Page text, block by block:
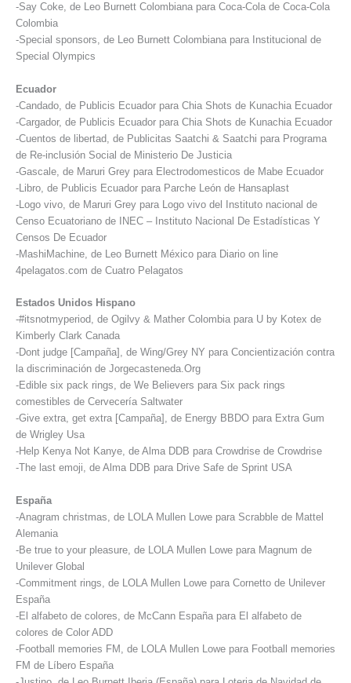
-Say Coke, de Leo Burnett Colombiana para Coca-Cola de Coca-Cola
Colombia
-Special sponsors, de Leo Burnett Colombiana para Institucional de
Special Olympics
Ecuador
-Candado, de Publicis Ecuador para Chia Shots de Kunachia Ecuador
-Cargador, de Publicis Ecuador para Chia Shots de Kunachia Ecuador
-Cuentos de libertad, de Publicitas Saatchi & Saatchi para Programa
de Re-inclusión Social de Ministerio De Justicia
-Gascale, de Maruri Grey para Electrodomesticos de Mabe Ecuador
-Libro, de Publicis Ecuador para Parche León de Hansaplast
-Logo vivo, de Maruri Grey para Logo vivo del Instituto nacional de
Censo Ecuatoriano de INEC – Instituto Nacional De Estadísticas Y
Censos De Ecuador
-MashiMachine, de Leo Burnett México para Diario on line
4pelagatos.com de Cuatro Pelagatos
Estados Unidos Hispano
-#itsnotmyperiod, de Ogilvy & Mather Colombia para U by Kotex de
Kimberly Clark Canada
-Dont judge [Campaña], de Wing/Grey NY para Concientización contra
la discriminación de Jorgecasteneda.Org
-Edible six pack rings, de We Believers para Six pack rings
comestibles de Cervecería Saltwater
-Give extra, get extra [Campaña], de Energy BBDO para Extra Gum
de Wrigley Usa
-Help Kenya Not Kanye, de Alma DDB para Crowdrise de Crowdrise
-The last emoji, de Alma DDB para Drive Safe de Sprint USA
España
-Anagram christmas, de LOLA Mullen Lowe para Scrabble de Mattel
Alemania
-Be true to your pleasure, de LOLA Mullen Lowe para Magnum de
Unilever Global
-Commitment rings, de LOLA Mullen Lowe para Cornetto de Unilever
España
-El alfabeto de colores, de McCann España para El alfabeto de
colores de Color ADD
-Football memories FM, de LOLA Mullen Lowe para Football memories
FM de Líbero España